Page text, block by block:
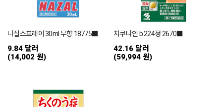
나잘스프레이 30ml 무향 18775■
9.84 달러
(14,002 원)
치쿠나인 b 224정 2670■
42.16 달러
(59,994 원)